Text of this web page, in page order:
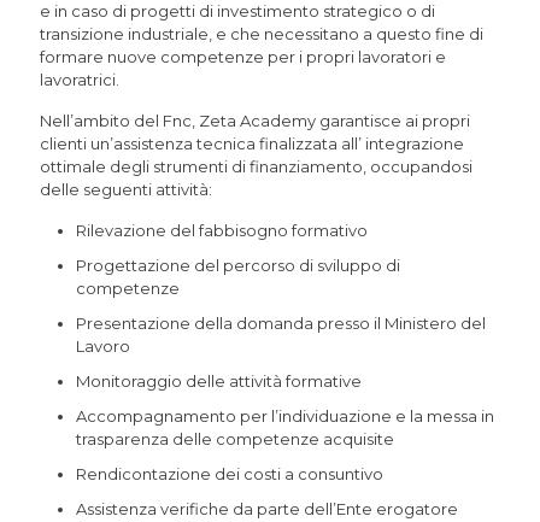
e in caso di progetti di investimento strategico o di
transizione industriale, e che necessitano a questo fine di
formare nuove competenze per i propri lavoratori e
lavoratrici.
Nell’ambito del Fnc, Zeta Academy garantisce ai propri
clienti un’assistenza tecnica finalizzata all’ integrazione
ottimale degli strumenti di finanziamento, occupandosi
delle seguenti attività:
Rilevazione del fabbisogno formativo
Progettazione del percorso di sviluppo di
competenze
Presentazione della domanda presso il Ministero del
Lavoro
Monitoraggio delle attività formative
Accompagnamento per l’individuazione e la messa in
trasparenza delle competenze acquisite
Rendicontazione dei costi a consuntivo
Assistenza verifiche da parte dell’Ente erogatore